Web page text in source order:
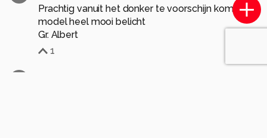
Prachtig vanuit het donker te voorschijn komt het
model heel mooi belicht
Gr. Albert
1